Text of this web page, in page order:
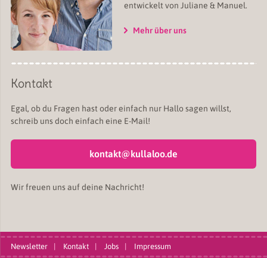
entwickelt von Juliane & Manuel.
Mehr über uns
Kontakt
Egal, ob du Fragen hast oder einfach nur Hallo sagen willst,
schreib uns doch einfach eine E-Mail!
kontakt@kullaloo.de
Wir freuen uns auf deine Nachricht!
Newsletter Kontakt Jobs Impressum